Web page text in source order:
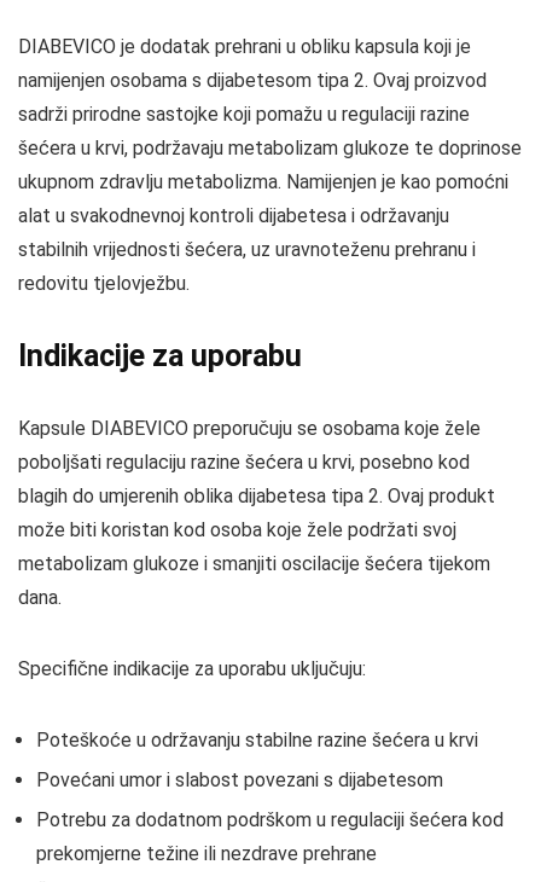
DIABEVICO je dodatak prehrani u obliku kapsula koji je
namijenjen osobama s dijabetesom tipa 2. Ovaj proizvod
sadrži prirodne sastojke koji pomažu u regulaciji razine
šećera u krvi, podržavaju metabolizam glukoze te doprinose
ukupnom zdravlju metabolizma. Namijenjen je kao pomoćni
alat u svakodnevnoj kontroli dijabetesa i održavanju
stabilnih vrijednosti šećera, uz uravnoteženu prehranu i
redovitu tjelovježbu.
Indikacije za uporabu
Kapsule DIABEVICO preporučuju se osobama koje žele
poboljšati regulaciju razine šećera u krvi, posebno kod
blagih do umjerenih oblika dijabetesa tipa 2. Ovaj produkt
može biti koristan kod osoba koje žele podržati svoj
metabolizam glukoze i smanjiti oscilacije šećera tijekom
dana.
Specifične indikacije za uporabu uključuju:
Poteškoće u održavanju stabilne razine šećera u krvi
Povećani umor i slabost povezani s dijabetesom
Potrebu za dodatnom podrškom u regulaciji šećera kod
prekomjerne težine ili nezdrave prehrane